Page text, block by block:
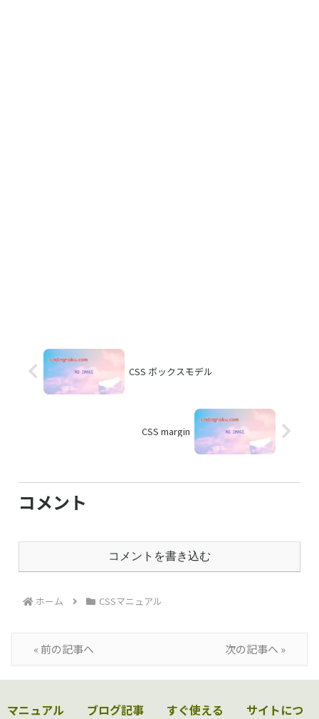
CSS ボックスモデル
CSS margin
コメント
コメントを書き込む
ホーム CSSマニュアル
« 前の記事へ 次の記事へ »
マニュアル ブログ記事
すぐ使える
サイトにつ